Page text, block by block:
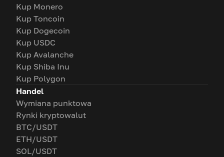
Kup Monero
Kup Toncoin
Kup Dogecoin
Kup USDC
Kup Avalanche
Kup Shiba Inu
Kup Polygon
Handel
Wymiana punktowa
Rynki kryptowalut
BTC/USDT
ETH/USDT
SOL/USDT